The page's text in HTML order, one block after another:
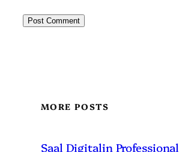
MORE POSTS
Saal Digitalin Professional